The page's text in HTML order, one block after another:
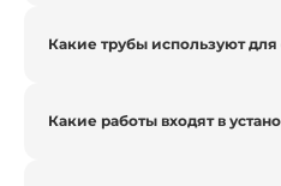
Какие трубы используют для
Какие работы входят в